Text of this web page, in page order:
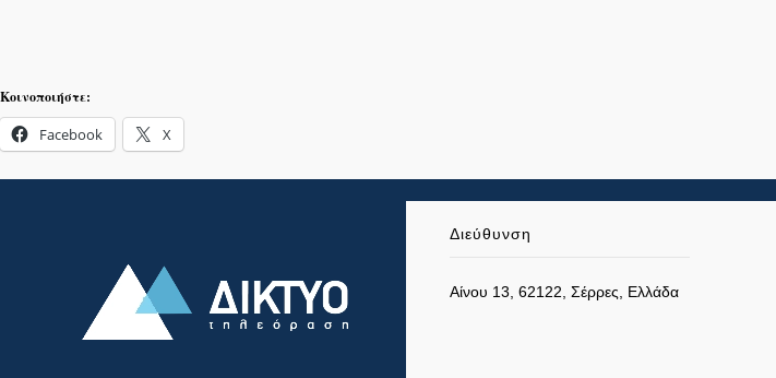
Κοινοποιήστε:
Facebook X
Διεύθυνση
Αίνου 13, 62122, Σέρρες, Ελλάδα